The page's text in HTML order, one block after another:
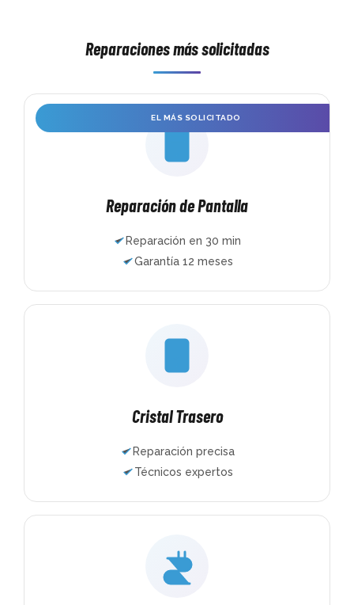
Reparaciones más solicitadas
EL MÁS SOLICITADO
Reparación de Pantalla
Reparación en 30 min
Garantía 12 meses
Cristal Trasero
Reparación precisa
Técnicos expertos